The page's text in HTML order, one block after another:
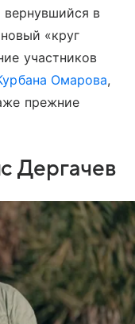
вернувшийся в
«круг
участников
Омарова,
прежние
Дергачев